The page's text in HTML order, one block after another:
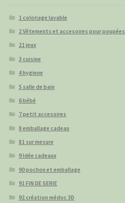
1 coloriage lavable
2 Vêtements et accesoires pour poupées
21 jeux
3 cuisine
4 hygiene
5 salle de bain
6 bébé
7 petit accesoires
8 emballage cadeau
81 sur mesure
9 Idée cadeaux
90 pochon et emballage
91 FIN DE SERIE
92 création médoc 3D